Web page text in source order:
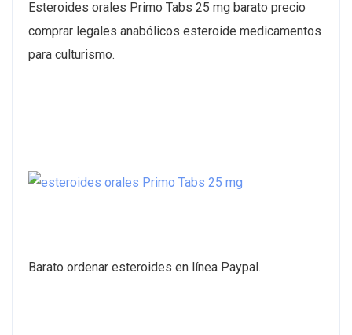
Esteroides orales Primo Tabs 25 mg barato precio
comprar legales anabólicos esteroide medicamentos
para culturismo.
Barato ordenar esteroides en línea Paypal.